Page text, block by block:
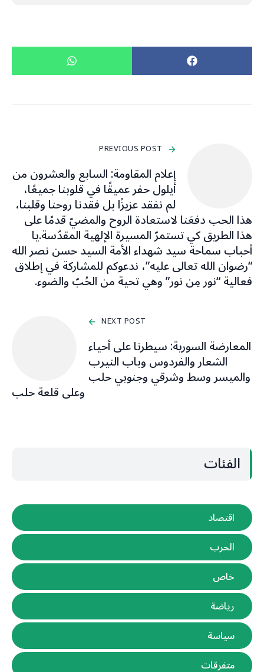
PREVIOUS POST
إعلام المقاومة: السابع والعشرون من
أيلول حفر عميقًا في قلوبنا جميعًا،
لم نفقد عزيزًا بل فقدنا روحنا وقلبنا،
هذا الحب دفعَنا لاستعادة الروح والمضيّ قدمًا على
هذا الطريق كي تستمرّ المسيرة الإلهية المقدّسة.يا
أحباب سماحة سيد شهداء الأمة السيد حسن نصر الله
“رضوان الله تعالى عليه”، ندعوكم للمشاركة في إطلاق
فعالية “نور مِن نور” وهي تحية من الحُبّ والضوء.
NEXT POST
المعارضة السورية: سيطرنا على أحياء
الشعار والفردوس وباب النيرب
والميسر وسط وشرقي وجنوبي حلب
وعلى قلعة حلب
الفئات
اقتصاد
الحرب
خاص
رياضة
سياسة
متفرقات